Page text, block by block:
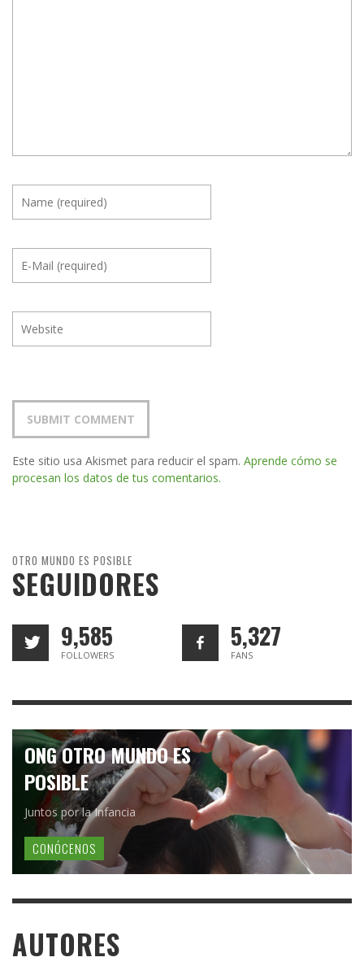
Este sitio usa Akismet para reducir el spam. Aprende cómo se
procesan los datos de tus comentarios.
OTRO MUNDO ES POSIBLE
SEGUIDORES
9,585
FOLLOWERS
5,327
FANS
ONG OTRO MUNDO ES
POSIBLE
Juntos por la Infancia
CONÓCENOS
AUTORES